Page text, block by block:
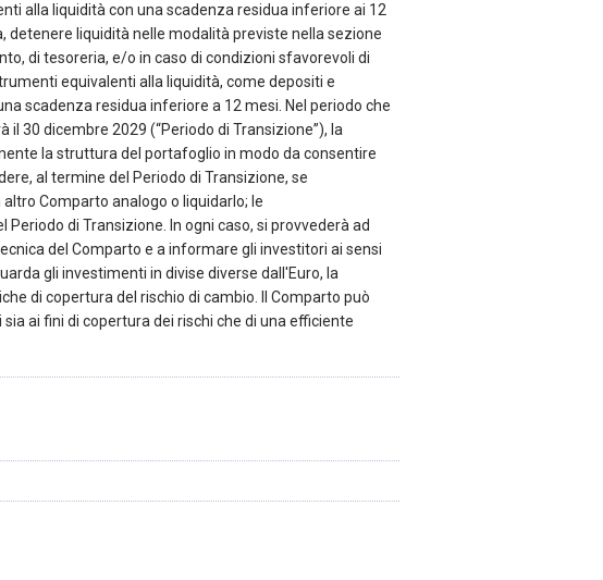
alla liquidità con una scadenza residua inferiore ai 12
detenere liquidità nelle modalità previste nella sezione
di tesoreria, e/o in caso di condizioni sfavorevoli di
equivalenti alla liquidità, come depositi e
scadenza residua inferiore a 12 mesi. Nel periodo che
il 30 dicembre 2029 (“Periodo di Transizione”), la
la struttura del portafoglio in modo da consentire
al termine del Periodo di Transizione, se
Comparto analogo o liquidarlo; le
di Transizione. In ogni caso, si provvederà ad
del Comparto e a informare gli investitori ai sensi
gli investimenti in divise diverse dall'Euro, la
di copertura del rischio di cambio. Il Comparto può
ai fini di copertura dei rischi che di una efficiente